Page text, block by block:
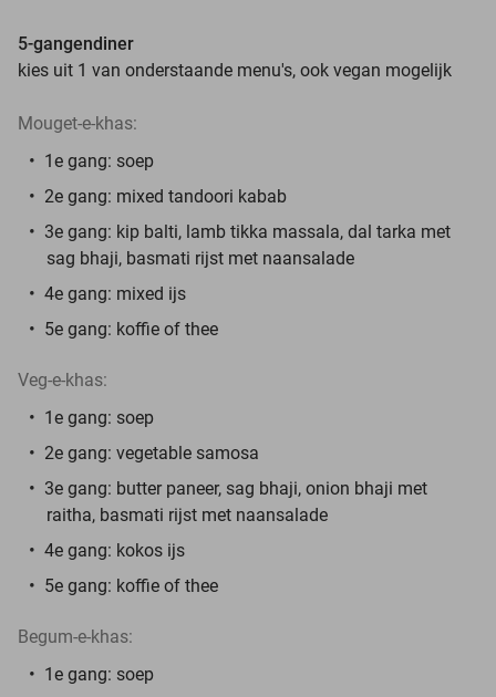
5-gangendiner
kies uit 1 van onderstaande menu's, ook vegan mogelijk
Mouget-e-khas:
1e gang: soep
2e gang: mixed tandoori kabab
3e gang: kip balti, lamb tikka massala, dal tarka met
sag bhaji, basmati rijst met naansalade
4e gang: mixed ijs
5e gang: koffie of thee
Veg-e-khas:
1e gang: soep
2e gang: vegetable samosa
3e gang: butter paneer, sag bhaji, onion bhaji met
raitha, basmati rijst met naansalade
4e gang: kokos ijs
5e gang: koffie of thee
Begum-e-khas:
1e gang: soep